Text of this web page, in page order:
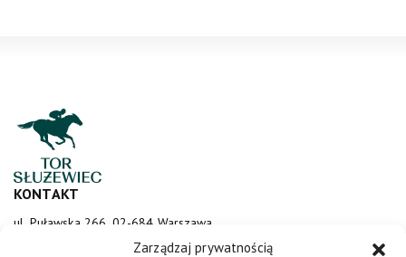
Zarządzaj prywatnością
KONTAKT
ul. Puławska 266, 02-684 Warszawa
sluzewiec@totalizator.pl